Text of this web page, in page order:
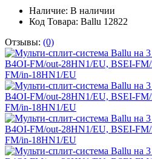
Наличие: В наличии
Код Товара: Ballu 12822
Отзывы: (0)